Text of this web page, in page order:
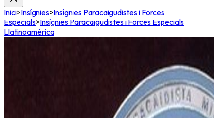
Inici>Insígnies>Insígnies Paracaigudistes i Forces
Especials>Insígnies Paracaigudistes i Forces Especials
Llatinoamèrica